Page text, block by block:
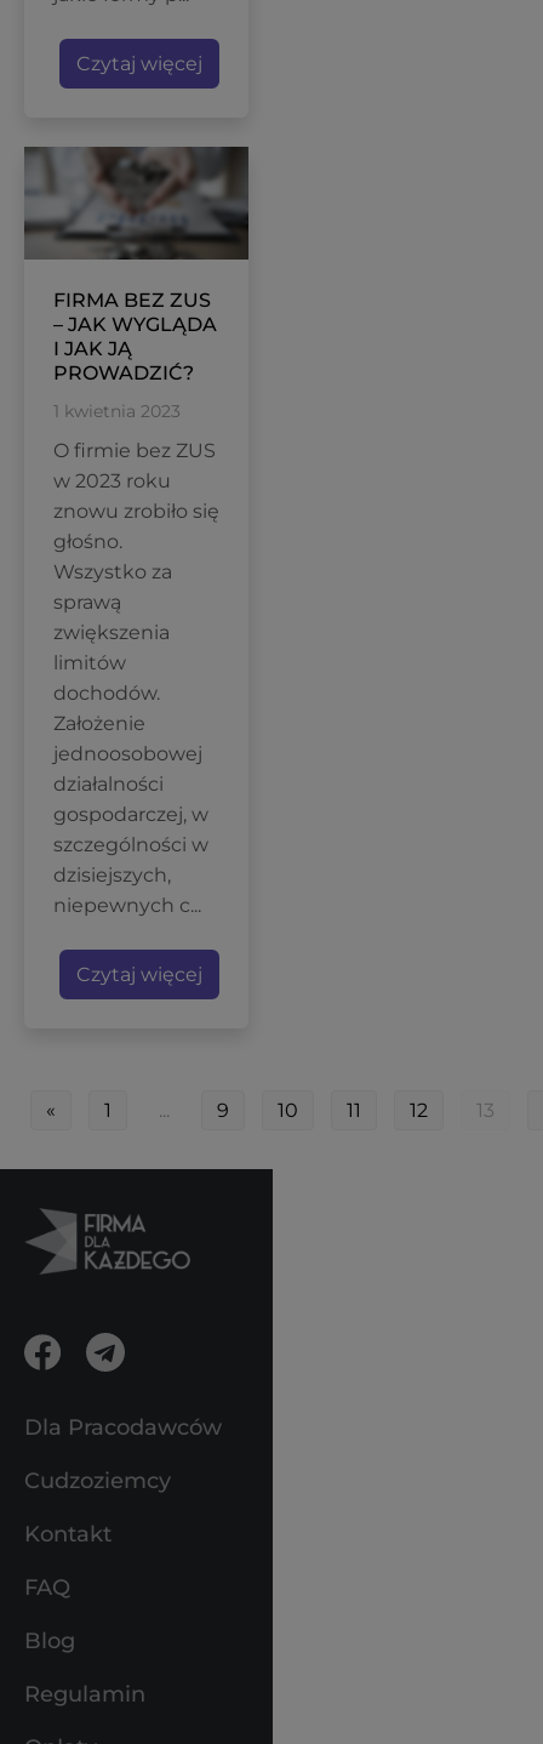
Czytaj więcej
FIRMA BEZ ZUS
– JAK WYGLĄDA
I JAK JĄ
PROWADZIĆ?
1 kwietnia 2023
O firmie bez ZUS
w 2023 roku
znowu zrobiło się
głośno.
Wszystko za
sprawą
zwiększenia
limitów
dochodów.
Założenie
jednoosobowej
działalności
gospodarczej, w
szczególności w
dzisiejszych,
niepewnych c...
Czytaj więcej
« 1 ... 9 10 11 12 13
Dla Pracodawców
Cudzoziemcy
Kontakt
FAQ
Blog
Regulamin